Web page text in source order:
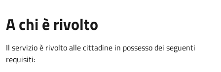
A chi è rivolto
Il servizio è rivolto alle cittadine in possesso dei seguenti
requisiti: